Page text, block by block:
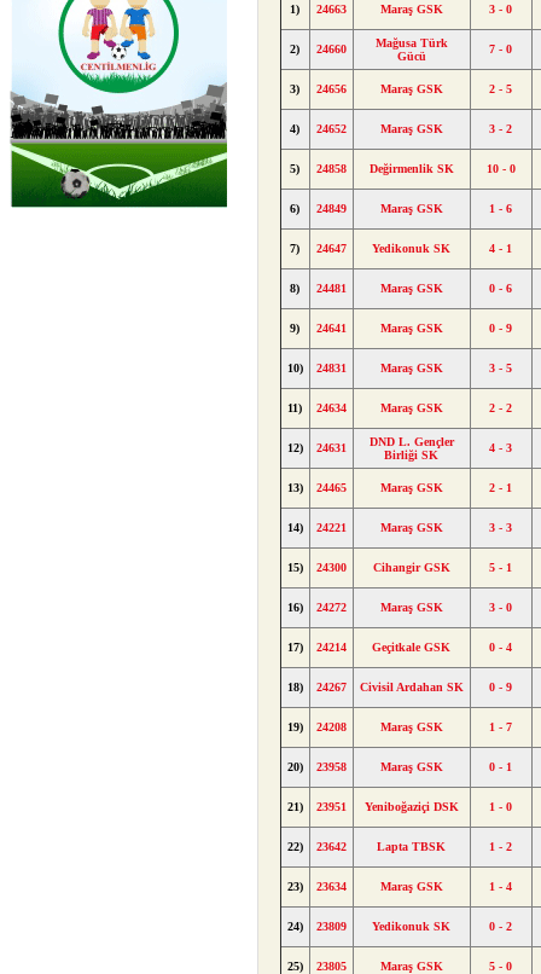
1) 24663 Maraş GSK 3 - 0
2) 24660
Mağusa Türk
Gücü
7 - 0
3) 24656 Maraş GSK 2 - 5
4) 24652 Maraş GSK 3 - 2
5) 24858 Değirmenlik SK 10 - 0
6) 24849 Maraş GSK 1 - 6
7) 24647 Yedikonuk SK 4 - 1
8) 24481 Maraş GSK 0 - 6
9) 24641 Maraş GSK 0 - 9
10) 24831 Maraş GSK 3 - 5
11) 24634 Maraş GSK 2 - 2
12) 24631
DND L. Gençler
Birliği SK
4 - 3
13) 24465 Maraş GSK 2 - 1
14) 24221 Maraş GSK 3 - 3
15) 24300 Cihangir GSK 5 - 1
16) 24272 Maraş GSK 3 - 0
17) 24214 Geçitkale GSK 0 - 4
18) 24267 Civisil Ardahan SK 0 - 9
19) 24208 Maraş GSK 1 - 7
20) 23958 Maraş GSK 0 - 1
21) 23951 Yeniboğaziçi DSK 1 - 0
22) 23642 Lapta TBSK 1 - 2
23) 23634 Maraş GSK 1 - 4
24) 23809 Yedikonuk SK 0 - 2
25) 23805 Maraş GSK 5 - 0